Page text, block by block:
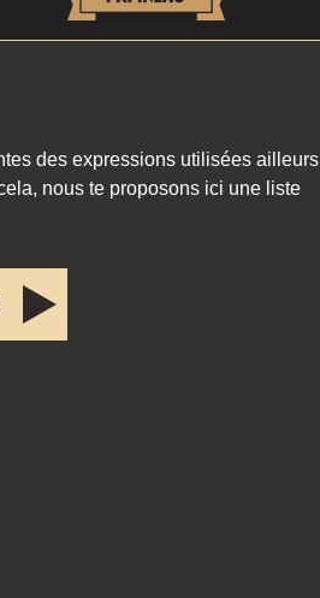
des expressions utilisées ailleurs
nous te proposons ici une liste